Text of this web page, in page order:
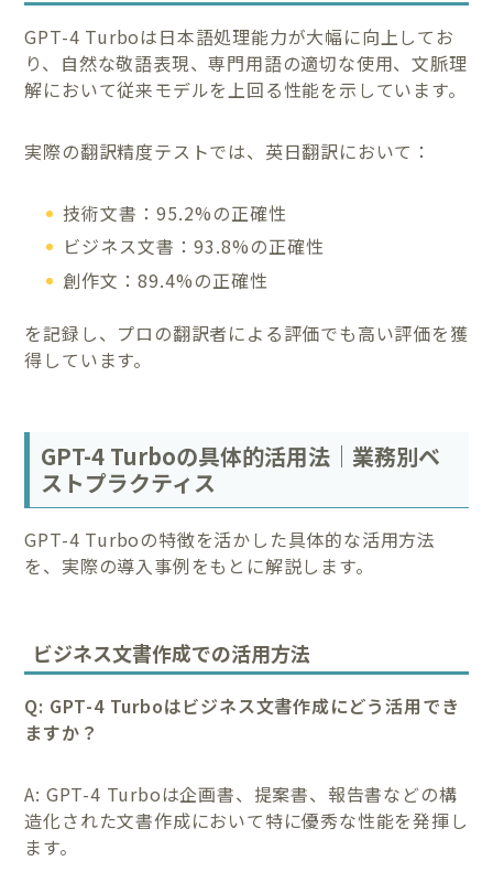
GPT-4 Turboは日本語処理能力が大幅に向上してお
り、自然な敬語表現、専門用語の適切な使用、文脈理
解において従来モデルを上回る性能を示しています。
実際の翻訳精度テストでは、英日翻訳において：
技術文書：95.2%の正確性
ビジネス文書：93.8%の正確性
創作文：89.4%の正確性
を記録し、プロの翻訳者による評価でも高い評価を獲
得しています。
GPT-4 Turboの具体的活用法｜業務別ベ
ストプラクティス
GPT-4 Turboの特徴を活かした具体的な活用方法
を、実際の導入事例をもとに解説します。
ビジネス文書作成での活用方法
Q: GPT-4 Turboはビジネス文書作成にどう活用でき
ますか？
A: GPT-4 Turboは企画書、提案書、報告書などの構
造化された文書作成において特に優秀な性能を発揮し
ます。